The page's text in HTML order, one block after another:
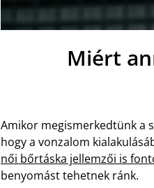
Miért
Amikor megismerkedtünk a
hogy a vonzalom
női bőrtáska jellemzői is
benyomást tehetnek ránk.